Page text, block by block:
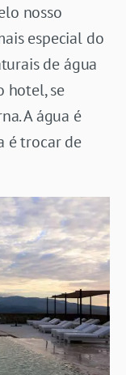
nosso
especial do
de água
hotel, se
A água é
é trocar de